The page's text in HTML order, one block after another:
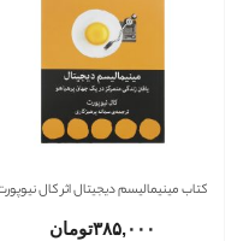
کتاب مینیمالیسم دیجیتال اثر کال نیوپورت
۳۸۵,۰۰۰تومان